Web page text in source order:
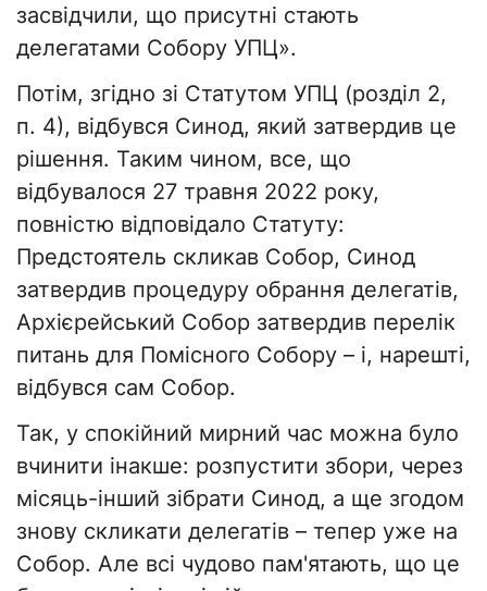
засвідчили, що присутні стають
делегатами Собору УПЦ».
Потім, згідно зі Статутом УПЦ (розділ 2,
п. 4), відбувся Синод, який затвердив це
рішення. Таким чином, все, що
відбувалося 27 травня 2022 року,
повністю відповідало Статуту:
Предстоятель скликав Собор, Синод
затвердив процедуру обрання делегатів,
Архієрейський Собор затвердив перелік
питань для Помісного Собору – і, нарешті,
відбувся сам Собор.
Так, у спокійний мирний час можна було
вчинити інакше: розпустити збори, через
місяць-інший зібрати Синод, а ще згодом
знову скликати делегатів – тепер уже на
Собор. Але всі чудово пам'ятають, що це